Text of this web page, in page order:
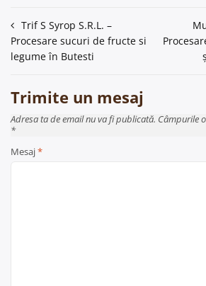
Navigare
în
Trif S Syrop S.R.L. –
Procesare sucuri de fructe si
legume în Butesti
Trimite un mesaj
Adresa ta de email nu va fi publicată. Câmpurile
*
Mesaj*